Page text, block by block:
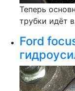
Теперь
трубки идёт
Ford